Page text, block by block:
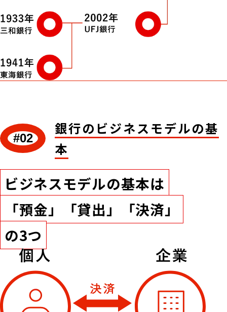
#02
銀行のビジネスモデルの基
本
ビジネスモデルの基本は
「預金」「貸出」「決済」
の3つ